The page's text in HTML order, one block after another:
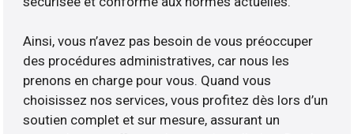
Ainsi, vous n’avez pas besoin de vous préoccuper
des procédures administratives, car nous les
prenons en charge pour vous. Quand vous
choisissez nos services, vous profitez dès lors d’un
soutien complet et sur mesure, assurant un